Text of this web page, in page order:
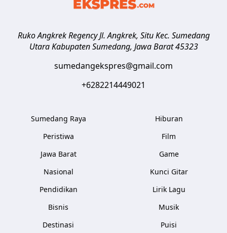
Ruko Angkrek Regency Jl. Angkrek, Situ Kec. Sumedang
Utara Kabupaten Sumedang, Jawa Barat 45323
sumedangekspres@gmail.com
+6282214449021
Sumedang Raya
Peristiwa
Jawa Barat
Nasional
Pendidikan
Bisnis
Destinasi
Hiburan
Film
Game
Kunci Gitar
Lirik Lagu
Musik
Puisi